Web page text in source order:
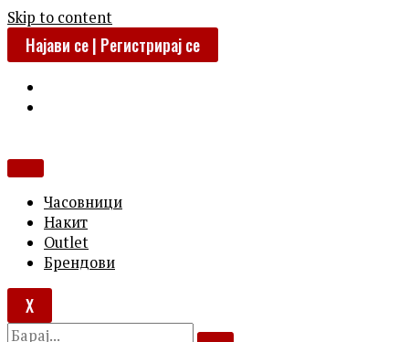
Skip to content
Најави се | Регистрирај се
Часовници
Накит
Outlet
Брендови
X